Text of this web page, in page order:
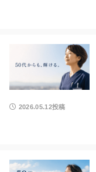
2026.05.12投稿